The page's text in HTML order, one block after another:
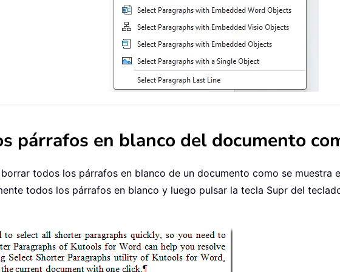
párrafos en blanco del documento
todos los párrafos en blanco de un documento como se muestra
todos los párrafos en blanco y luego pulsar la tecla Supr del